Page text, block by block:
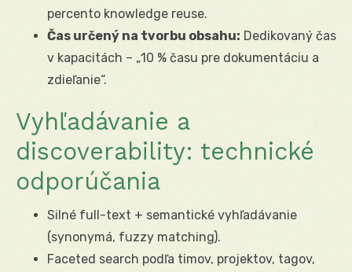
percento knowledge reuse.
Čas určený na tvorbu obsahu: Dedikovaný čas
v kapacitách – „10 % času pre dokumentáciu a
zdieľanie“.
Vyhľadávanie a
discoverability: technické
odporúčania
Silné full-text + semantické vyhľadávanie
(synonymá, fuzzy matching).
Faceted search podľa timov, projektov, tagov,